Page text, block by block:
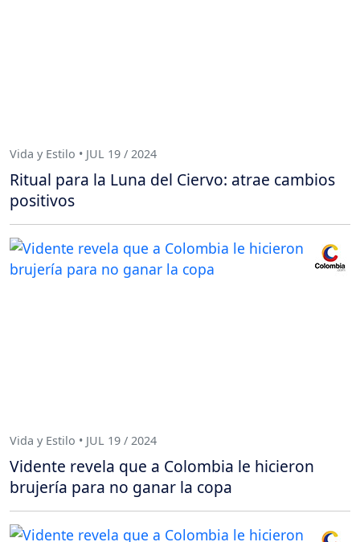
Vida y Estilo • JUL 19 / 2024
Ritual para la Luna del Ciervo: atrae cambios
positivos
Vida y Estilo • JUL 19 / 2024
Vidente revela que a Colombia le hicieron
brujería para no ganar la copa